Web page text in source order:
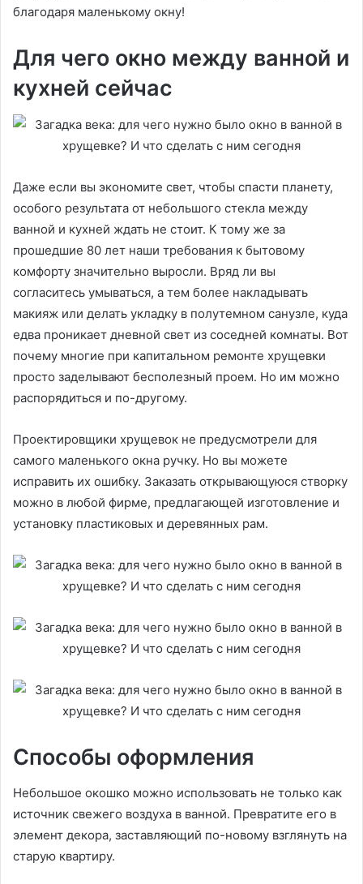
благодаря маленькому окну!
Для чего окно между ванной и
кухней сейчас
Даже если вы экономите свет, чтобы спасти планету,
особого результата от небольшого стекла между
ванной и кухней ждать не стоит. К тому же за
прошедшие 80 лет наши требования к бытовому
комфорту значительно выросли. Вряд ли вы
согласитесь умываться, а тем более накладывать
макияж или делать укладку в полутемном санузле, куда
едва проникает дневной свет из соседней комнаты. Вот
почему многие при капитальном ремонте хрущевки
просто заделывают бесполезный проем. Но им можно
распорядиться и по-другому.
Проектировщики хрущевок не предусмотрели для
самого маленького окна ручку. Но вы можете
исправить их ошибку. Заказать открывающуюся створку
можно в любой фирме, предлагающей изготовление и
установку пластиковых и деревянных рам.
Способы оформления
Небольшое окошко можно использовать не только как
источник свежего воздуха в ванной. Превратите его в
элемент декора, заставляющий по-новому взглянуть на
старую квартиру.